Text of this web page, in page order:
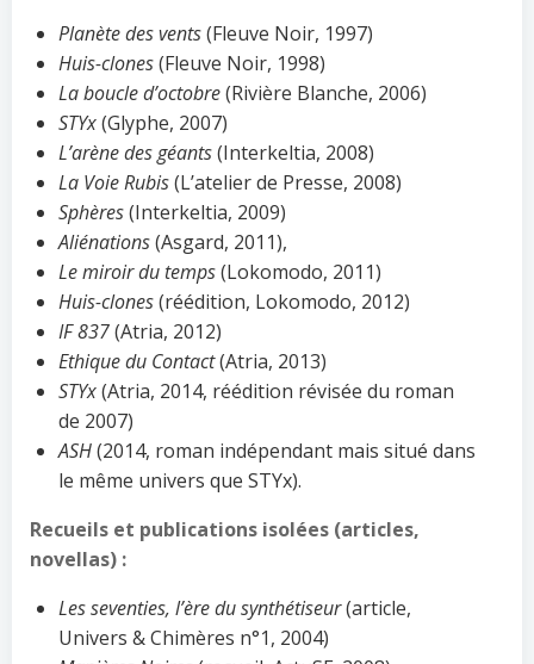
Planète des vents(Fleuve Noir, 1997)
Huis-clones(Fleuve Noir, 1998)
La boucle d’octobre(Rivière Blanche, 2006)
STYx(Glyphe, 2007)
L’arène des géants(Interkeltia, 2008)
La Voie Rubis(L’atelier de Presse, 2008)
Sphères(Interkeltia, 2009)
Aliénations(Asgard, 2011),
Le miroir du temps(Lokomodo, 2011)
Huis-clones(réédition, Lokomodo, 2012)
IF 837(Atria, 2012)
Ethique du Contact(Atria, 2013)
STYx(Atria, 2014, réédition révisée du roman
de 2007)
ASH(2014, roman indépendant mais situé dans
le même univers que STYx).
Recueils et publications isolées (articles,
novellas) :
Les seventies, l’ère du synthétiseur(article,
Univers & Chimères n°1, 2004)